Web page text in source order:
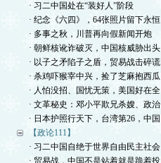
· 习二中国处在“装好人”阶段
· 纪念《六四》，64张照片留下永恒
· 多事之秋，川普再向假新闻开炮
· 朝鲜核讹诈破灭，中国核威胁出头
· 以子之矛陷子之盾，贸易战击碎谎
· 杀鸡吓猴宰中兴，捡了芝麻抱西瓜
· 人怕没招、国忧无策，美国好在全
· 文革秘史：邓小平欺兄杀嫂、政治
· 日本护照行天下，台湾第26，中国
【政论111】
· 习二中国自绝于世界自由民主社会
· 贸易战，中国不是站着就是跪着投